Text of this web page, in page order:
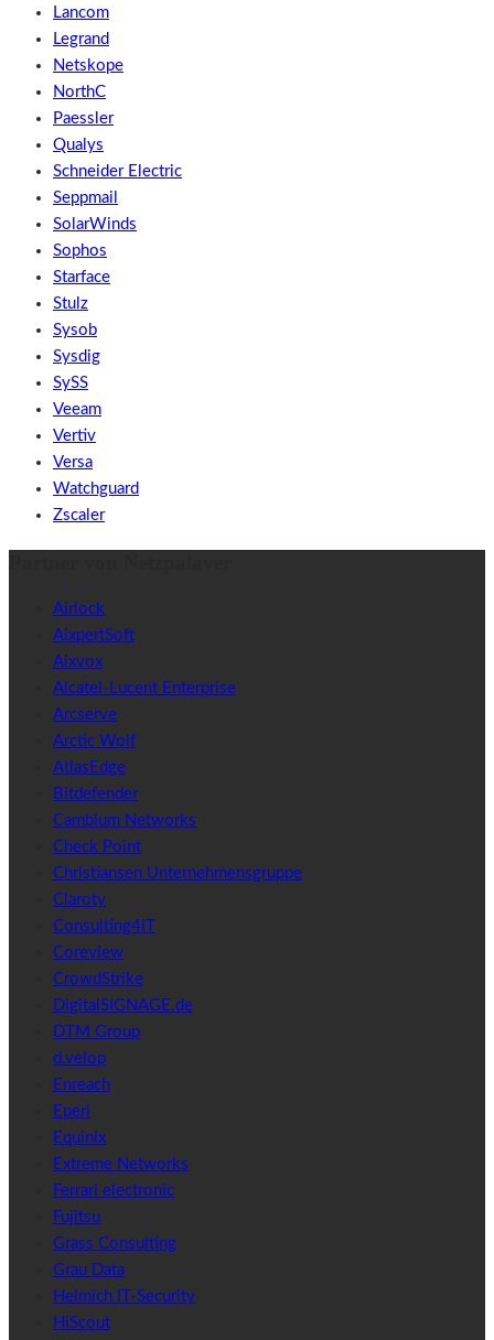
Lancom
Legrand
Netskope
NorthC
Paessler
Qualys
Schneider Electric
Seppmail
SolarWinds
Sophos
Starface
Stulz
Sysob
Sysdig
SySS
Veeam
Vertiv
Versa
Watchguard
Zscaler
Airlock
AixpertSoft
Aixvox
Alcatel-Lucent Enterprise
Arcserve
Arctic Wolf
AtlasEdge
Bitdefender
Cambium Networks
Check Point
Christiansen Unternehmensgruppe
Claroty
Consulting4IT
Coreview
CrowdStrike
DigitalSIGNAGE.de
DTM Group
d.velop
Enreach
Eperi
Equinix
Extreme Networks
Ferrari electronic
Fujitsu
Grass Consulting
Grau Data
Helmich IT-Security
HiScout